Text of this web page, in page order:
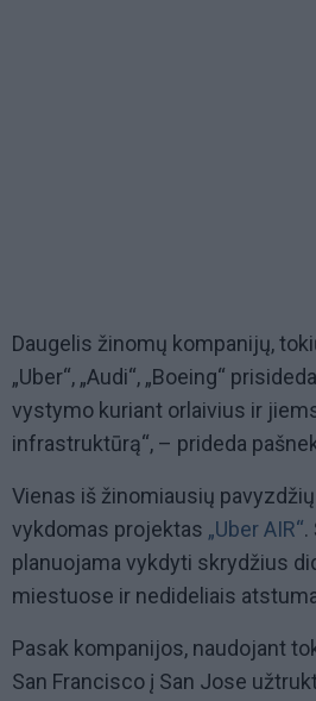
Daugelis žinomų kompanijų,
„Uber“, „Audi“, „Boeing“
vystymo kuriant orlaivius ir
infrastruktūrą“, – prideda
Vienas iš žinomiausių
vykdomas projektas „Uber AIR“.
planuojama vykdyti skrydžius
miestuose ir nedideliais
Pasak kompanijos, naudojant
San Francisco į San Jose